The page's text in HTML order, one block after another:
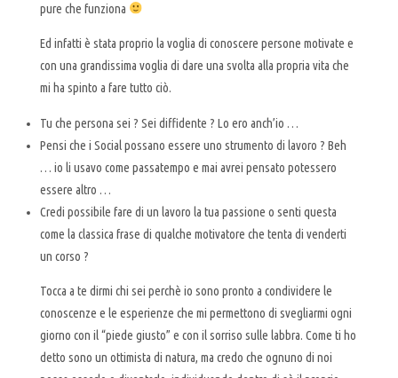
pure che funziona
Ed infatti è stata proprio la voglia di conoscere persone motivate e
con una grandissima voglia di dare una svolta alla propria vita che
mi ha spinto a fare tutto ciò.
Tu che persona sei ? Sei diffidente ? Lo ero anch’io …
Pensi che i Social possano essere uno strumento di lavoro ? Beh
… io li usavo come passatempo e mai avrei pensato potessero
essere altro …
Credi possibile fare di un lavoro la tua passione o senti questa
come la classica frase di qualche motivatore che tenta di venderti
un corso ?
Tocca a te dirmi chi sei perchè io sono pronto a condividere le
conoscenze e le esperienze che mi permettono di svegliarmi ogni
giorno con il “piede giusto” e con il sorriso sulle labbra. Come ti ho
detto sono un ottimista di natura, ma credo che ognuno di noi